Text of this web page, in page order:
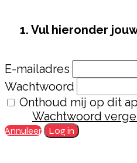
1. Vul hieronder
E-mailadres
Wachtwoord
Onthoud mij op dit
Wachtwoord
Annuleer Log in